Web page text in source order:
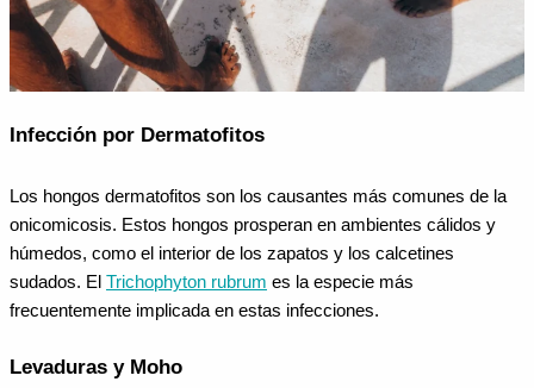
Infección por Dermatofitos
Los hongos dermatofitos son los causantes más comunes de la
onicomicosis. Estos hongos prosperan en ambientes cálidos y
húmedos, como el interior de los zapatos y los calcetines
sudados. El Trichophyton rubrum es la especie más
frecuentemente implicada en estas infecciones.
Levaduras y Moho